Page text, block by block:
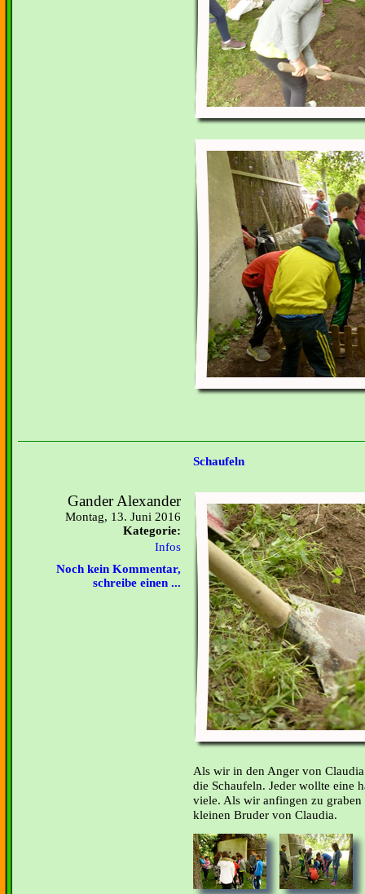
Schaufeln
Gander Alexander
Montag, 13. Juni 2016
Kategorie:
Infos
Noch kein Kommentar,
schreibe einen ...
Als wir in den Anger von
die Schaufeln. Jeder wollte eine
viele. Als wir anfingen zu
kleinen Bruder von Claudia.